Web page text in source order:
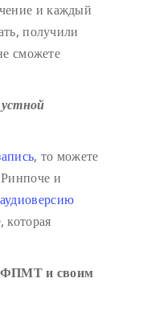
и каждый
получили
сможете
, то можете
и
аудиоверсию
, которая
ФПМТ и своим